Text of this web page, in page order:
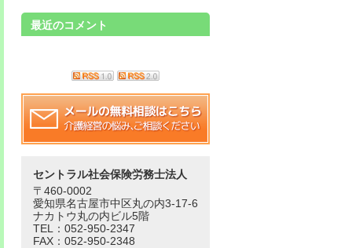
最近のコメント
セントラル社会保険労務士法人
〒460-0002
愛知県名古屋市中区丸の内3-17-6
ナカトウ丸の内ビル5階
TEL：052-950-2347
FAX：052-950-2348